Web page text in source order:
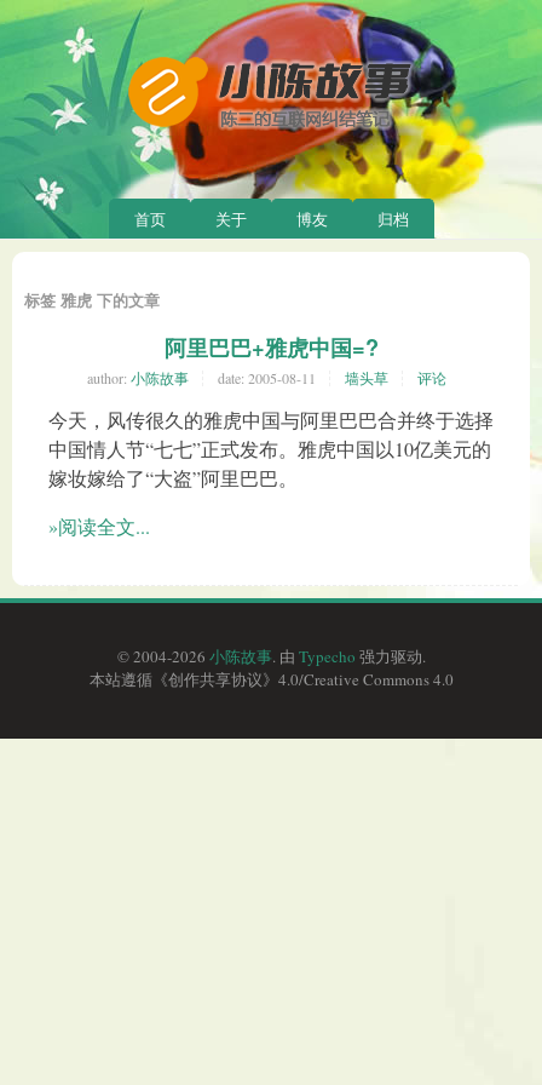
首页 关于 博友 归档
标签 雅虎 下的文章
阿里巴巴+雅虎中国=?
author: 小陈故事 date: 2005-08-11 墙头草 评论
今天，风传很久的雅虎中国与阿里巴巴合并终于选择
中国情人节“七七”正式发布。雅虎中国以10亿美元的
嫁妆嫁给了“大盗”阿里巴巴。
»阅读全文...
© 2004-2026 小陈故事. 由 Typecho 强力驱动.
本站遵循《创作共享协议》4.0/Creative Commons 4.0